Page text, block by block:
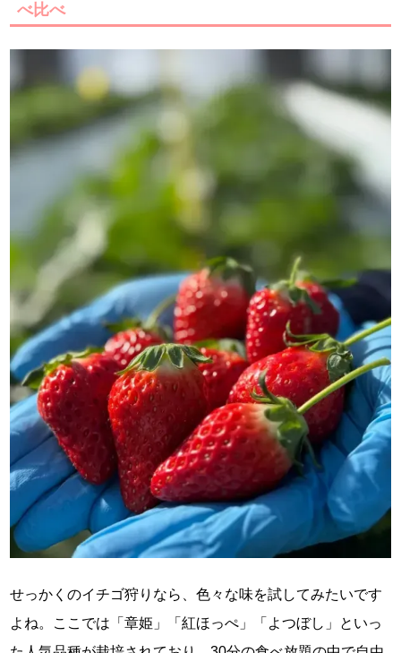
べ比べ
せっかくのイチゴ狩りなら、色々な味を試してみたいです
よね。ここでは「章姫」「紅ほっぺ」「よつぼし」といっ